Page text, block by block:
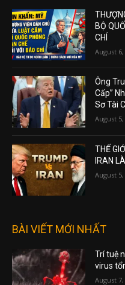
BỘ
CHÍ
August 6,
Ông
Cấp”
Sơ Tài
August 5,
THẾ
IRAN
August 5,
BÀI VIẾT MỚI NHẤT
Trí tuệ
virus
August 7,